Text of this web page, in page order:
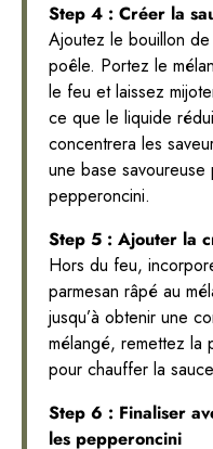
Step 4 : Créer la
Ajoutez le bouillon
poêle. Portez le
le feu et laissez
ce que le liquide
concentrera les
une base
pepperoncini.
Step 5 : Ajouter la
Hors du feu,
parmesan râpé au
jusqu’à obtenir une
mélangé, remettez la
pour chauffer la
Step 6 : Finaliser
les pepperoncini